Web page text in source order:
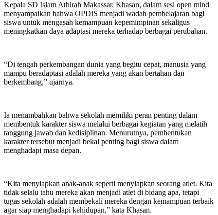
Kepala SD Islam Athirah Makassar, Khasan, dalam sesi open mind
menyampaikan bahwa OPDIS menjadi wadah pembelajaran bagi
siswa untuk mengasah kemampuan kepemimpinan sekaligus
meningkatkan daya adaptasi mereka terhadap berbagai perubahan.
“Di tengah perkembangan dunia yang begitu cepat, manusia yang
mampu beradaptasi adalah mereka yang akan bertahan dan
berkembang,” ujarnya.
Ia menambahkan bahwa sekolah memiliki peran penting dalam
membentuk karakter siswa melalui berbagai kegiatan yang melatih
tanggung jawab dan kedisiplinan. Menurutnya, pembentukan
karakter tersebut menjadi bekal penting bagi siswa dalam
menghadapi masa depan.
“Kita menyiapkan anak-anak seperti menyiapkan seorang atlet. Kita
tidak selalu tahu mereka akan menjadi atlet di bidang apa, tetapi
tugas sekolah adalah membekali mereka dengan kemampuan terbaik
agar siap menghadapi kehidupan,” kata Khasan.